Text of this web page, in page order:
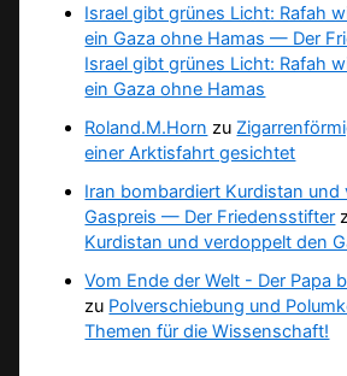
Israel gibt grünes Licht: Rafah
ein Gaza ohne Hamas — Der
Israel gibt grünes Licht: Rafah
ein Gaza ohne Hamas
Roland.M.Horn zu
einer Arktisfahrt gesichtet
Iran bombardiert Kurdistan und
Gaspreis — Der Friedensstifter
Kurdistan und verdoppelt den
Vom Ende der Welt - Der Papa
zu Polverschiebung und
Themen für die Wissenschaft!